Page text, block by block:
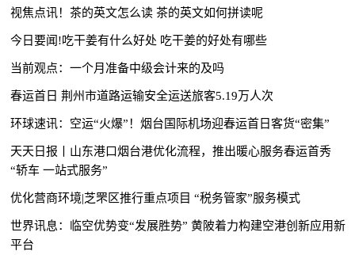
视焦点讯！茶的英文怎么读 茶的英文如何拼读呢
今日要闻!吃干姜有什么好处 吃干姜的好处有哪些
当前观点：一个月准备中级会计来的及吗
春运首日 荆州市道路运输安全运送旅客5.19万人次
环球速讯：空运“火爆”！烟台国际机场迎春运首日客货“密集”
天天日报丨山东港口烟台港优化流程，推出暖心服务春运首秀
“轿车 一站式服务”
优化营商环境|芝罘区推行重点项目 “税务管家”服务模式
世界讯息：临空优势变“发展胜势” 黄陂着力构建空港创新应用新
平台